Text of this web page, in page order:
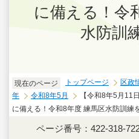
に備える！令
水防訓
現在のページ トップページ 区政
年
令和8年5月
【令和8年5月11
に備える！令和8年度 練馬区水防訓練
ページ番号：422-318-